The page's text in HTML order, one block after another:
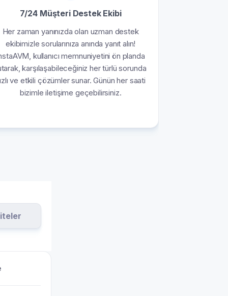
7/24 Müşteri Destek Ekibi
Her zaman yanınızda olan uzman destek
ekibimizle sorularınıza anında yanıt alın!
kullanıcı memnuniyetini ön planda
karşılaşabileceğiniz her türlü sorunda
ve etkili çözümler sunar. Günün her saati
bizimle iletişime geçebilirsiniz.